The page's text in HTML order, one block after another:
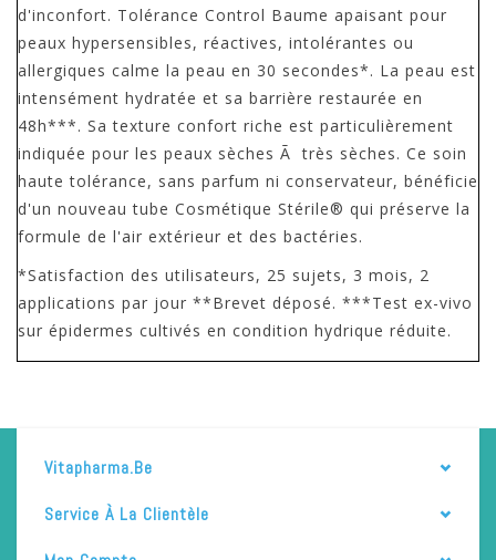
d'inconfort. Tolérance Control Baume apaisant pour
peaux hypersensibles, réactives, intolérantes ou
allergiques calme la peau en 30 secondes*. La peau est
intensément hydratée et sa barrière restaurée en
48h***. Sa texture confort riche est particulièrement
indiquée pour les peaux sèches Ã très sèches. Ce soin
haute tolérance, sans parfum ni conservateur, bénéficie
d'un nouveau tube Cosmétique Stérile® qui préserve la
formule de l'air extérieur et des bactéries.
*Satisfaction des utilisateurs, 25 sujets, 3 mois, 2
applications par jour **Brevet déposé. ***Test ex-vivo
sur épidermes cultivés en condition hydrique réduite.
Vitapharma.be
Service À La Clientèle